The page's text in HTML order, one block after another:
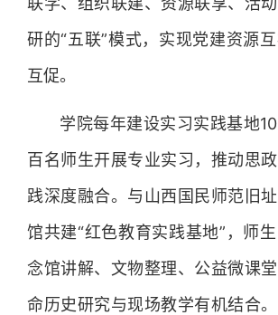
研的“五联”模式，实现党建资源
互促。
学院每年建设实习实践基地
百名师生开展专业实习，推动思
践深度融合。与山西国民师范旧
馆共建“红色教育实践基地”，师
念馆讲解、文物整理、公益微课
命历史研究与现场教学有机结合